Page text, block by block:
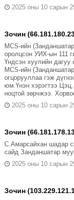
2025 оны 10 сарын
Зочин
MCS-ийн
оролцсон УИХ-ын 111
Үндсэн хуулийн дагуу
MCS-ийн
огцорууллаа гэж
юм.Үнэн хэрэгтээ
ноцтой зөрчжээ.
2025 оны 10 сарын
Зочин
С.Амарсайхан шадар
сайд Занданшатар
2025 оны 10 сарын
Зочин